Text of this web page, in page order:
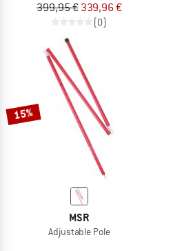
399,95 € 339,96 €
(0)
15%
MSR
Adjustable Pole